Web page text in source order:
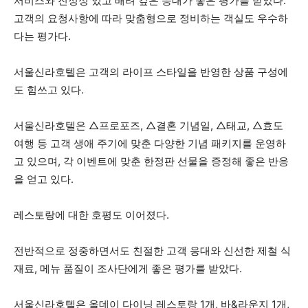
고객의 요청사항에 따라 맞춤형으로 정비하는 객실도 우수하
다는 평가다.
서울신라호텔은 고객의 라이프 스타일을 반영한 상품 구성에
도 힘쓰고 있다.
서울신라호텔은 △프로포즈, △결혼 기념일, △태교, △효도
여행 등 고객 생애 주기에 맞춘 다양한 기념 패키지를 운영하
고 있으며, 각 이벤트에 맞춘 한정판 선물을 증정해 좋은 반응
을 얻고 있다.
레스토랑에 대한 호평도 이어졌다.
전반적으로 정중하면서도 친절한 고객 응대와 신선한 제철 식
재료, 메뉴 품질이 조사단에게 좋은 평가를 받았다.
서울신라호텔은 올데이 다이닝 레스토랑 1개, 바&라운지 1개,